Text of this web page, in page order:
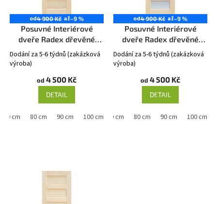
od4 900 Kč až–9 %
Posuvné Interiérové
dveře Radex dřevěné
ISTRIA 2S
Dodání za 5-6 týdnů (zakázková
výroba)
od 4 500 Kč
DETAIL
70 cm 80 cm 90 cm 100 cm
od4 900 Kč až–9 %
Posuvné Interiérové
dveře Radex dřevěné
ISTRIA 5S
Dodání za 5-6 týdnů (zakázková
výroba)
od 4 500 Kč
DETAIL
60 cm 70 cm 80 cm 90 cm 100 cm